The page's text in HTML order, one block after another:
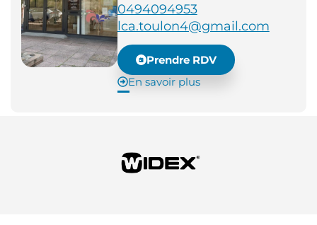
0494094953
lca.toulon4@gmail.com
Prendre RDV
En savoir plus